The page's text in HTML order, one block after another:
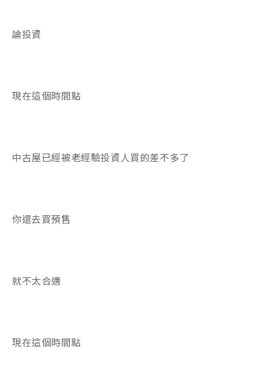
論投資
現在這個時間點
中古屋已經被老經驗投資人買的差不多了
你還去買預售
就不太合適
現在這個時間點